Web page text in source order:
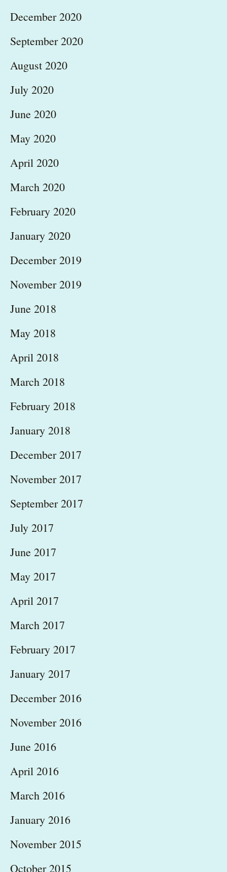
December 2020
September 2020
August 2020
July 2020
June 2020
May 2020
April 2020
March 2020
February 2020
January 2020
December 2019
November 2019
June 2018
May 2018
April 2018
March 2018
February 2018
January 2018
December 2017
November 2017
September 2017
July 2017
June 2017
May 2017
April 2017
March 2017
February 2017
January 2017
December 2016
November 2016
June 2016
April 2016
March 2016
January 2016
November 2015
October 2015